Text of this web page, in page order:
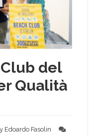
del
Qualità
Edoardo Fasolin